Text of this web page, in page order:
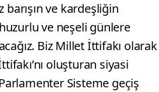
barışın ve kardeşliğin
ve neşeli günlere
Biz Millet İttifakı olarak
oluşturan siyasi
Sisteme geçiş